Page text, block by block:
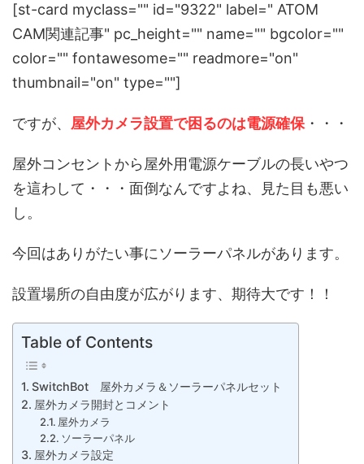
[st-card myclass="" id="9322" label=" ATOM
CAM関連記事" pc_height="" name="" bgcolor=""
color="" fontawesome="" readmore="on"
thumbnail="on" type=""]
ですが、 屋外カメラ設置で困るのは電源確保 ・・・
屋外コンセントから屋外用電源ケーブルの長いやつ
を這わして・・・面倒なんですよね、見た目も悪い
し。
今回はありがたい事にソーラーパネルがあります。
設置場所の自由度が広がります、期待大です！！
Table of Contents
SwitchBot 屋外カメラ＆ソーラーパネルセット
屋外カメラ開封とコメント
屋外カメラ
ソーラーパネル
屋外カメラ設定